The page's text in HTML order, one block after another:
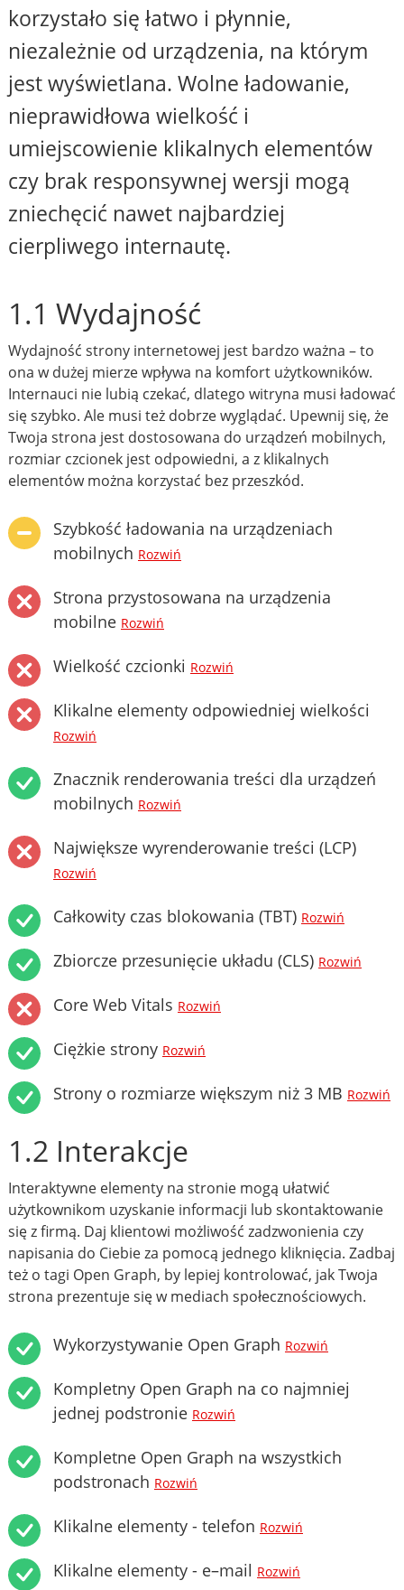
korzystało się łatwo i płynnie,
niezależnie od urządzenia, na którym
jest wyświetlana. Wolne ładowanie,
nieprawidłowa wielkość i
umiejscowienie klikalnych elementów
czy brak responsywnej wersji mogą
zniechęcić nawet najbardziej
cierpliwego internautę.
1.1 Wydajność
Wydajność strony internetowej jest bardzo ważna – to
ona w dużej mierze wpływa na komfort użytkowników.
Internauci nie lubią czekać, dlatego witryna musi ładować
się szybko. Ale musi też dobrze wyglądać. Upewnij się, że
Twoja strona jest dostosowana do urządzeń mobilnych,
rozmiar czcionek jest odpowiedni, a z klikalnych
elementów można korzystać bez przeszkód.
Szybkość ładowania na urządzeniach
mobilnych Rozwiń
Strona przystosowana na urządzenia
mobilne Rozwiń
Wielkość czcionki Rozwiń
Klikalne elementy odpowiedniej wielkości
Rozwiń
Znacznik renderowania treści dla urządzeń
mobilnych Rozwiń
Największe wyrenderowanie treści (LCP)
Rozwiń
Całkowity czas blokowania (TBT) Rozwiń
Zbiorcze przesunięcie układu (CLS) Rozwiń
Core Web Vitals Rozwiń
Ciężkie strony Rozwiń
Strony o rozmiarze większym niż 3 MB Rozwiń
1.2 Interakcje
Interaktywne elementy na stronie mogą ułatwić
użytkownikom uzyskanie informacji lub skontaktowanie
się z firmą. Daj klientowi możliwość zadzwonienia czy
napisania do Ciebie za pomocą jednego kliknięcia. Zadbaj
też o tagi Open Graph, by lepiej kontrolować, jak Twoja
strona prezentuje się w mediach społecznościowych.
Wykorzystywanie Open Graph Rozwiń
Kompletny Open Graph na co najmniej
jednej podstronie Rozwiń
Kompletne Open Graph na wszystkich
podstronach Rozwiń
Klikalne elementy - telefon Rozwiń
Klikalne elementy - e–mail Rozwiń